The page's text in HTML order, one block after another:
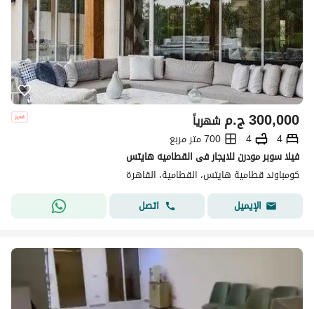
ج.م300,000 شهرياً
4
4
700 متر مربع
فيلا سوبر مودرن للايجار فى القطاميه هايتس
كومباوند قطامية هايتس، القطامية، القاهرة
الإيميل
اتصل